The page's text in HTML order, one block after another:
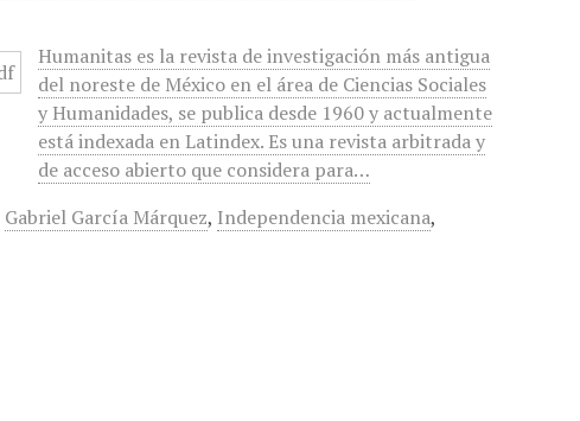
Humanitas es la revista de investigación más antigua
del noreste de México en el área de Ciencias Sociales
y Humanidades, se publica desde 1960 y actualmente
está indexada en Latindex. Es una revista arbitrada y
de acceso abierto que considera para…
Gabriel García Márquez, Independencia mexicana,